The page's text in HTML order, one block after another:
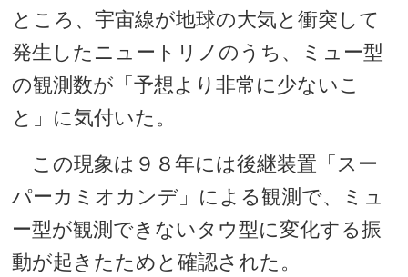
ところ、宇宙線が地球の大気と衝突して
発生したニュートリノのうち、ミュー型
の観測数が「予想より非常に少ないこ
と」に気付いた。
この現象は９８年には後継装置「スー
パーカミオカンデ」による観測で、ミュ
ー型が観測できないタウ型に変化する振
動が起きたためと確認された。